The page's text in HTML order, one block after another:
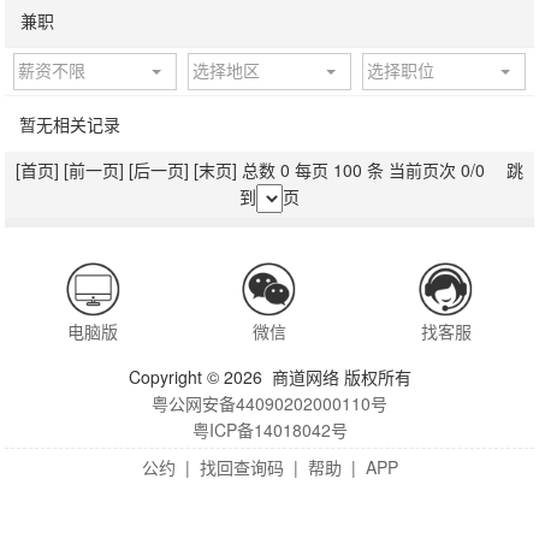
兼职
薪资不限 选择地区 选择职位
暂无相关记录
[首页] [前一页] [后一页] [末页] 总数 0 每页 100 条 当前页次 0/0 跳
到
页
电脑版 微信
找客服
Copyright © 2026 商道网络 版权所有
粤公网安备44090202000110号
粤ICP备14018042号
公约 | 找回查询码 | 帮助 | APP